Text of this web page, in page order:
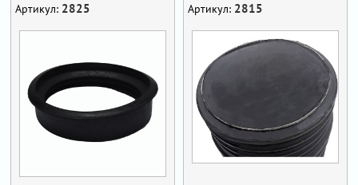
Артикул: 2825 Артикул: 2815